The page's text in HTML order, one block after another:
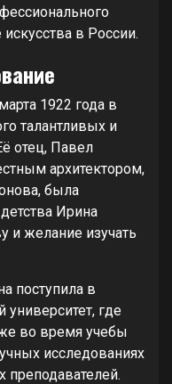
в России.
1922 года в
талантливых и
отец, Павел
архитектором,
была
Ирина
и желание изучать
поступила в
где
во время учебы
исследованиях
преподавателей.